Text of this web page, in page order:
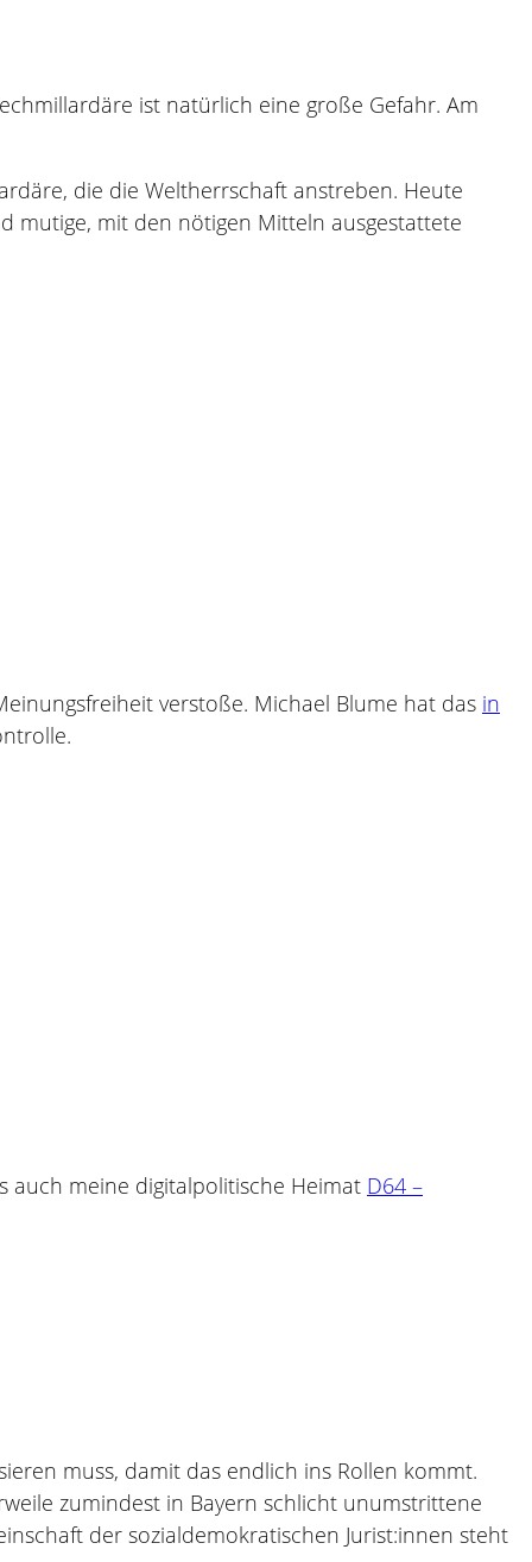
ist natürlich eine große Gefahr. Am
die die Weltherrschaft anstreben. Heute
mutige, mit den nötigen Mitteln ausgestattete
verstoße. Michael Blume hat das in
auch meine digitalpolitische Heimat D64 –
muss, damit das endlich ins Rollen kommt.
zumindest in Bayern schlicht unumstrittene
der sozialdemokratischen Jurist:innen steht